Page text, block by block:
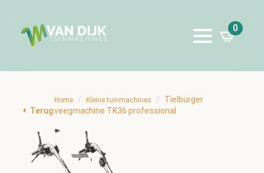
0
Terug
Home Kleine tuinmachines
Tielbürger
veegmachine TK36 professional